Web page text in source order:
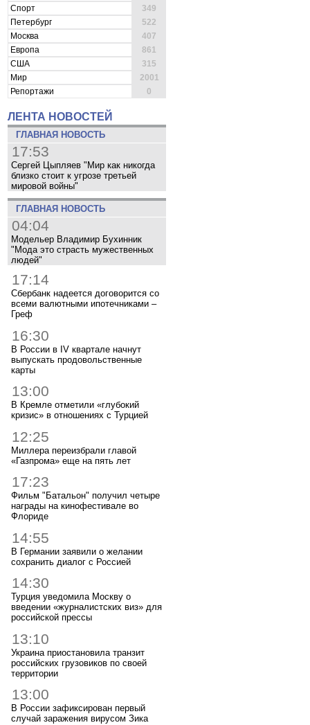
Спорт
349
Петербург
522
Москва
407
Европа
861
США
315
Мир
2001
Репортажи
0
ЛЕНТА НОВОСТЕЙ
ГЛАВНАЯ НОВОСТЬ
17:53
Сергей Цыпляев "Мир как никогда
близко стоит к угрозе третьей
мировой войны"
ГЛАВНАЯ НОВОСТЬ
04:04
Модельер Владимир Бухинник
"Мода это страсть мужественных
людей"
17:14
Сбербанк надеется договорится со
всеми валютными ипотечниками –
Греф
16:30
В России в IV квартале начнут
выпускать продовольственные
карты
13:00
В Кремле отметили «глубокий
кризис» в отношениях с Турцией
12:25
Миллера переизбрали главой
«Газпрома» еще на пять лет
17:23
Фильм "Батальон" получил четыре
награды на кинофестивале во
Флориде
14:55
В Германии заявили о желании
сохранить диалог с Россией
14:30
Турция уведомила Москву о
введении «журналистских виз» для
российской прессы
13:10
Украина приостановила транзит
российских грузовиков по своей
территории
13:00
В России зафиксирован первый
случай заражения вирусом Зика